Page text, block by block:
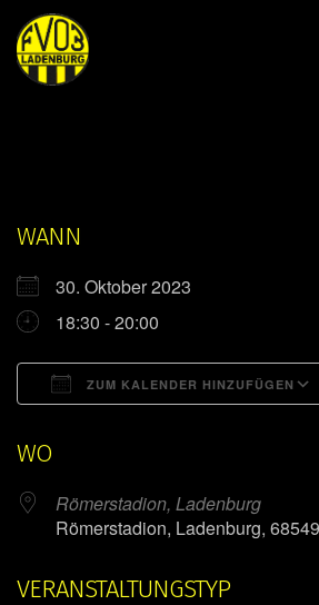
WANN
30. Oktober 2023
18:30 - 20:00
ZUM KALENDER HINZUFÜGEN
WO
Römerstadion, Ladenburg
Römerstadion, Ladenburg, 68549
VERANSTALTUNGSTYP